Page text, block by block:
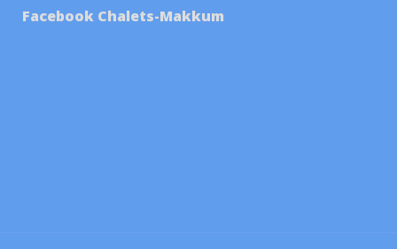
Facebook Chalets-Makkum